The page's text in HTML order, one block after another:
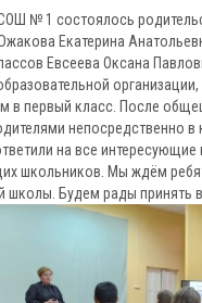
№ 1 состоялось
Екатерина
Евсеева Оксана
в первый класс. После
непосредственно в
на все
школьников. Мы ждём
школы. Будем рады принять